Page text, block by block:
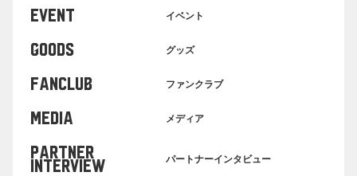
EVENT イベント
GOODS グッズ
FANCLUB ファンクラブ
MEDIA メディア
PARTNER
INTERVIEW パートナーインタビュー